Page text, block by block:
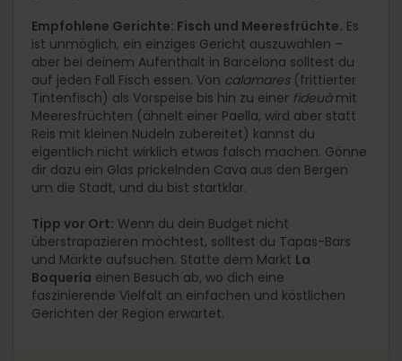
Empfohlene Gerichte: Fisch und Meeresfrüchte. Es
ist unmöglich, ein einziges Gericht auszuwählen –
aber bei deinem Aufenthalt in Barcelona solltest du
auf jeden Fall Fisch essen. Von calamares(frittierter
Tintenfisch) als Vorspeise bis hin zu einer fideuàmit
Meeresfrüchten (ähnelt einer Paella, wird aber statt
Reis mit kleinen Nudeln zubereitet) kannst du
eigentlich nicht wirklich etwas falsch machen. Gönne
dir dazu ein Glas prickelnden Cava aus den Bergen
um die Stadt, und du bist startklar.
Tipp vor Ort: Wenn du dein Budget nicht
überstrapazieren möchtest, solltest du Tapas-Bars
und Märkte aufsuchen. Statte dem Markt La
Boquería einen Besuch ab, wo dich eine
faszinierende Vielfalt an einfachen und köstlichen
Gerichten der Region erwartet.